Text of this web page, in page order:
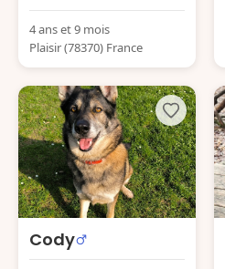
4 ans et 9 mois
Plaisir (78370) France
Cody